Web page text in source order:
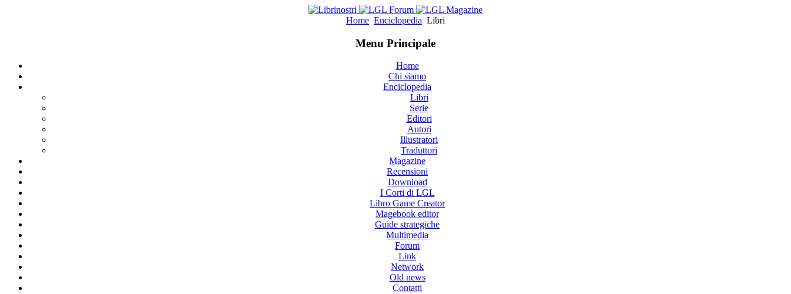
Home Enciclopedia Libri
Menu Principale
Home
Chi siamo
Enciclopedia
Libri
Serie
Editori
Autori
Illustratori
Traduttori
Magazine
Recensioni
Download
I Corti di LGL
Libro Game Creator
Magebook editor
Guide strategiche
Multimedia
Forum
Link
Network
Old news
Contatti